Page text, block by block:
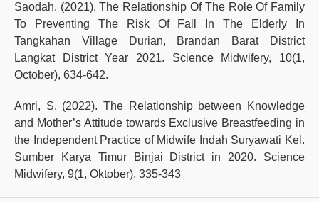
Saodah. (2021). The Relationship Of The Role Of Family
To Preventing The Risk Of Fall In The Elderly In
Tangkahan Village Durian, Brandan Barat District
Langkat District Year 2021. Science Midwifery, 10(1,
October), 634-642.
Amri, S. (2022). The Relationship between Knowledge
and Mother’s Attitude towards Exclusive Breastfeeding in
the Independent Practice of Midwife Indah Suryawati Kel.
Sumber Karya Timur Binjai District in 2020. Science
Midwifery, 9(1, Oktober), 335-343